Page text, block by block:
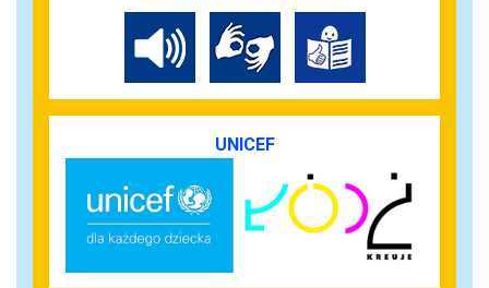
UNICEF